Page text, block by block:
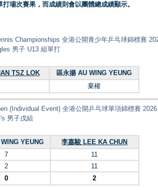
場次賽果，而成績則會以團體總成績顯示。
Championships 全港公開青少年乒乓球錦標賽
男子 U13 組單打
TSZ LOK
區永揚 AU WING YEUNG
棄權
(Individual Event) 全港公開乒乓球單項錦標賽 2026
男子戊組
YEUNG
李嘉駿 LEE KA CHUN
7
11
2
11
0 2